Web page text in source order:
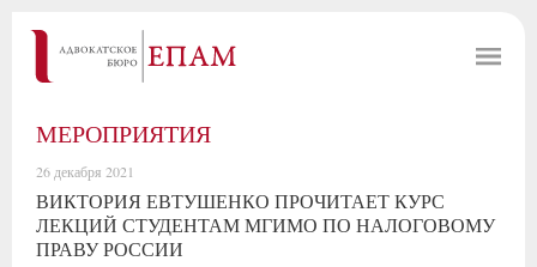
МЕРОПРИЯТИЯ
26 декабря 2021
ВИКТОРИЯ ЕВТУШЕНКО ПРОЧИТАЕТ КУРС
ЛЕКЦИЙ СТУДЕНТАМ МГИМО ПО НАЛОГОВОМУ
ПРАВУ РОССИИ